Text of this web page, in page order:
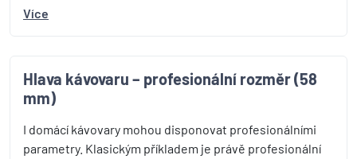
Více
Hlava kávovaru – profesionální rozměr (58
mm)
I domácí kávovary mohou disponovat profesionálními
parametry. Klasickým příkladem je právě profesionální